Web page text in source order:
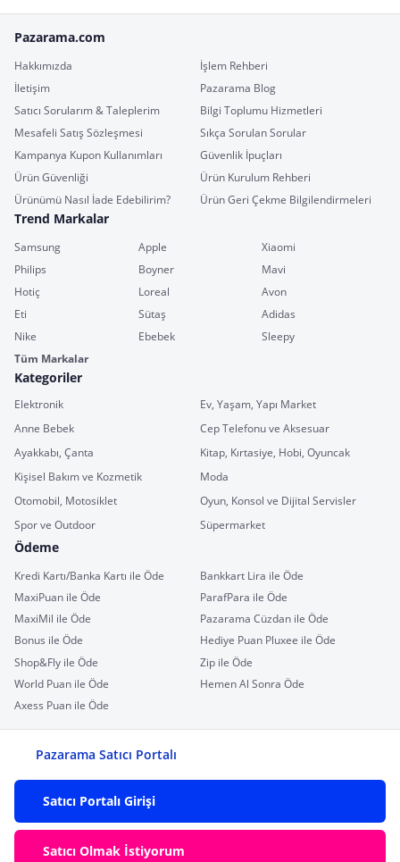
Pazarama.com
Hakkımızda
İşlem Rehberi
İletişim
Pazarama Blog
Satıcı Sorularım & Taleplerim
Bilgi Toplumu Hizmetleri
Mesafeli Satış Sözleşmesi
Sıkça Sorulan Sorular
Kampanya Kupon Kullanımları
Güvenlik İpuçları
Ürün Güvenliği
Ürün Kurulum Rehberi
Ürünümü Nasıl İade Edebilirim?
Ürün Geri Çekme Bilgilendirmeleri
Trend Markalar
Samsung Apple
Xiaomi
Philips
Boyner
Mavi
Hotiç
Loreal
Avon
Eti
Sütaş
Adidas
Nike
Ebebek
Sleepy
Tüm Markalar
Kategoriler
Elektronik
Ev, Yaşam, Yapı Market
Anne Bebek
Cep Telefonu ve Aksesuar
Ayakkabı, Çanta
Kitap, Kırtasiye, Hobi, Oyuncak
Kişisel Bakım ve Kozmetik
Moda
Otomobil, Motosiklet
Oyun, Konsol ve Dijital Servisler
Spor ve Outdoor
Süpermarket
Ödeme
Kredi Kartı/Banka Kartı ile Öde
Bankkart Lira ile Öde
MaxiPuan ile Öde
ParafPara ile Öde
MaxiMil ile Öde
Pazarama Cüzdan ile Öde
Bonus ile Öde
Hediye Puan Pluxee ile Öde
Shop&Fly ile Öde
Zip ile Öde
World Puan ile Öde
Hemen Al Sonra Öde
Axess Puan ile Öde
Pazarama Satıcı Portalı
Satıcı Portalı Girişi
Satıcı Olmak İstiyorum